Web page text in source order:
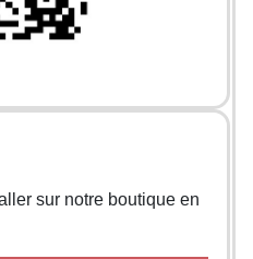
sur notre boutique en